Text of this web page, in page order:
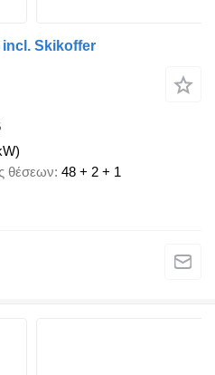
incl. Skikoffer
θέσεων 48 + 2 + 1